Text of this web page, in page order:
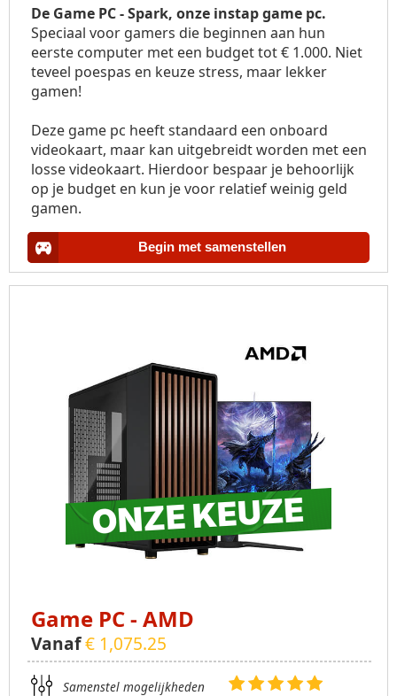
De Game PC - Spark, onze instap game pc.
Speciaal voor gamers die beginnen aan hun
eerste computer met een budget tot € 1.000. Niet
teveel poespas en keuze stress, maar lekker
gamen!
Deze game pc heeft standaard een onboard
videokaart, maar kan uitgebreidt worden met een
losse videokaart. Hierdoor bespaar je behoorlijk
op je budget en kun je voor relatief weinig geld
gamen.
Begin met samenstellen
Game PC - AMD
Vanaf€ 1,075.25
Samenstel mogelijkheden